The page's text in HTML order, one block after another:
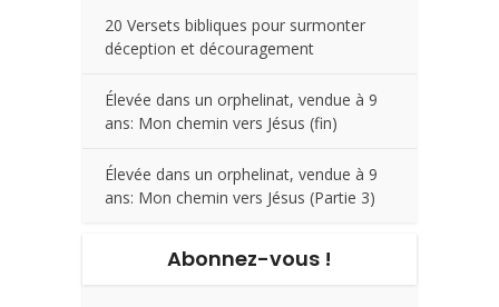
20 Versets bibliques pour surmonter
déception et découragement
Élevée dans un orphelinat, vendue à 9
ans: Mon chemin vers Jésus (fin)
Élevée dans un orphelinat, vendue à 9
ans: Mon chemin vers Jésus (Partie 3)
Abonnez-vous !